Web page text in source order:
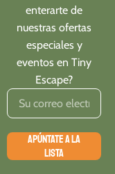
enterarte de
nuestras ofertas
especiales y
eventos en Tiny
Escape?
APÚNTATE A LA
LISTA